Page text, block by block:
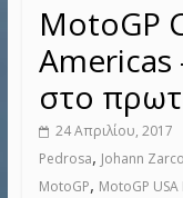
MotoGP
Americas
στο
24 Απριλίου, 2017
Pedrosa, Johann Zarco
MotoGP, MotoGP USA